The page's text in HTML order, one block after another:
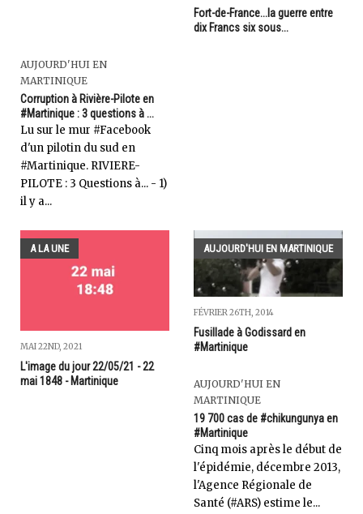
Fort-de-France...la guerre entre
dix Francs six sous...
AUJOURD'HUI EN
MARTINIQUE
Corruption à Rivière-Pilote en
#Martinique : 3 questions à ...
Lu sur le mur #Facebook
d'un pilotin du sud en
#Martinique. RIVIERE-
PILOTE : 3 Questions à... - 1)
il y a...
A LA UNE
MAI 22ND, 2021
L'image du jour 22/05/21 - 22
mai 1848 - Martinique
AUJOURD'HUI EN MARTINIQUE
FÉVRIER 26TH, 2014
Fusillade à Godissard en
#Martinique
AUJOURD'HUI EN
MARTINIQUE
19 700 cas de #chikungunya en
#Martinique
Cinq mois après le début de
l'épidémie, décembre 2013,
l'Agence Régionale de
Santé (#ARS) estime le...